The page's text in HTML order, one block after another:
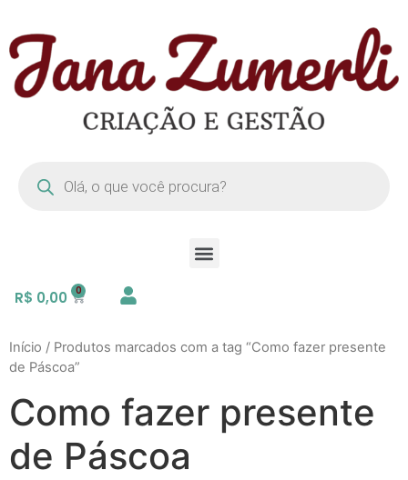
R$ 0,00
Início / Produtos marcados com a tag “Como fazer presente
de Páscoa”
Como fazer presente
de Páscoa